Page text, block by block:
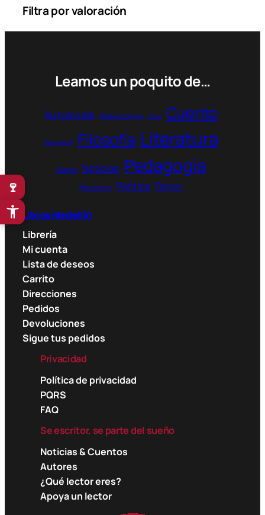
Filtra por valoración
Leamos un poquito de…
Autoayuda Bibliotecología Cine Cuento
Depresión Filosofía Literatura
Música Noticias Pedagogía
Personajes Política Terror
Libros Medellín
Librería
Mi cuenta
Lista de deseos
Carrito
Direcciones
Pedidos
Devoluciones
Sigue tus pedidos
Privacidad
Política de privacidad
PQRS
FAQ
Se escritor, se parte del sueño
Noticias & Cuentos
Autores
¿Qué lector eres?
Apoya un lector
🍷